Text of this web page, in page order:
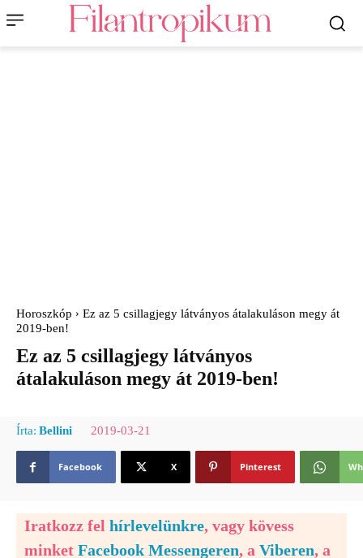
Horoszkóp
Ez az 5 csillagjegy látványos átalakuláson megy át
2019-ben!
Ez az 5 csillagjegy látványos
átalakuláson megy át 2019-ben!
Írta: Bellini 2019-03-21
Facebook X Pinterest
Iratkozz fel hírlevelünkre, vagy kövess
minket Facebook Messengeren, a Viberen, a